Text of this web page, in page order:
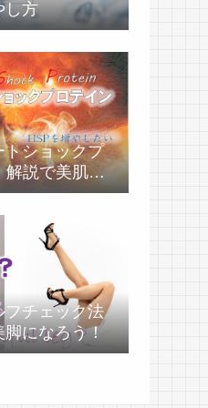
し方
トショックプ
解説で美肌づ
フチェック法
脚になろう！